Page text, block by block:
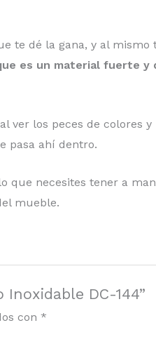
te dé la gana, y al
es un material fuerte y
ver los peces de colores
pasa ahí dentro.
que necesites tener a
mueble.
DC-144”
con *